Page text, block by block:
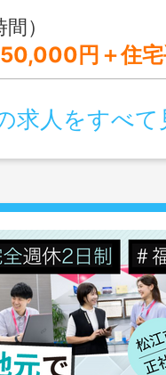
）
円＋住宅手当
求人をすべて